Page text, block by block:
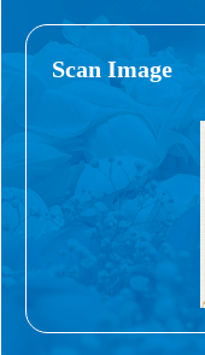
Scan Image